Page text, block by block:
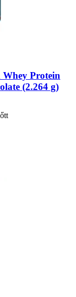
Protein
(2.264 g)